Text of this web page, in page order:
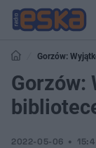
Gorzów:
Gorzów:
2022-05-06